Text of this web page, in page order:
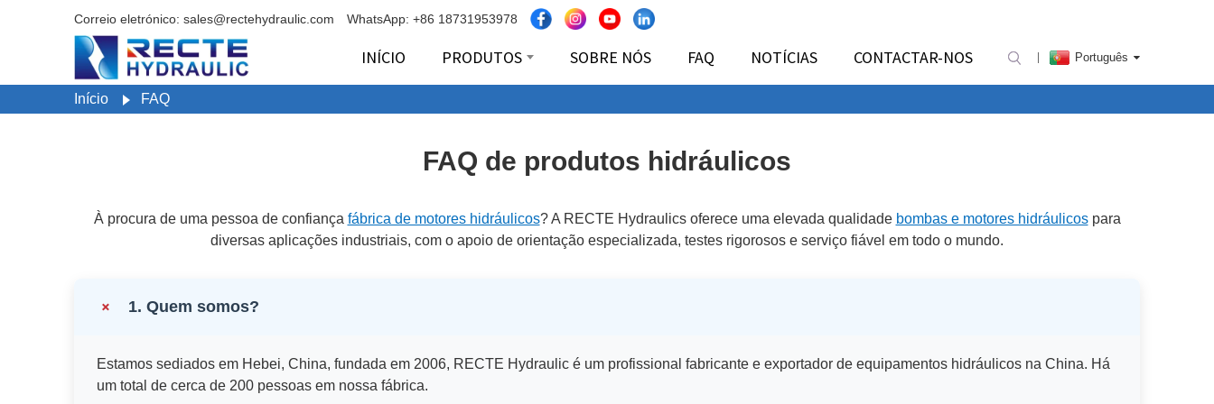
Correio eletrónico: sales@rectehydraulic.com WhatsApp: +86 18731953978
INÍCIO PRODUTOS SOBRE NÓS FAQ NOTÍCIAS CONTACTAR-NOS Português
Início FAQ
FAQ de produtos hidráulicos
À procura de uma pessoa de confiança fábrica de motores hidráulicos? A RECTE Hydraulics oferece uma elevada qualidade bombas e motores hidráulicospara
diversas aplicações industriais, com o apoio de orientação especializada, testes rigorosos e serviço fiável em todo o mundo.
+ 1. Quem somos?
Estamos sediados em Hebei, China, fundada em 2006, RECTE Hydraulic é um profissional fabricante e exportador de equipamentos hidráulicos na China. Há
um total de cerca de 200 pessoas em nossa fábrica.